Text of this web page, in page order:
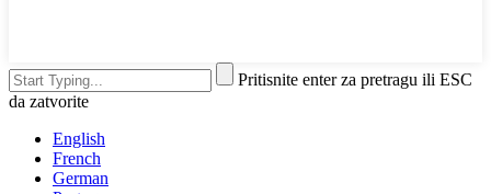
Pritisnite enter za pretragu ili ESC
da zatvorite
English
French
German